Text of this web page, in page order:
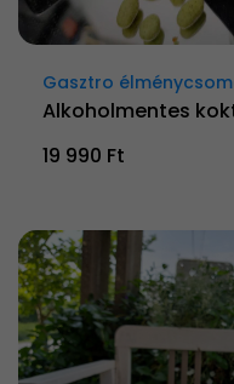
Gasztro
Alkoholmentes
19 990 Ft